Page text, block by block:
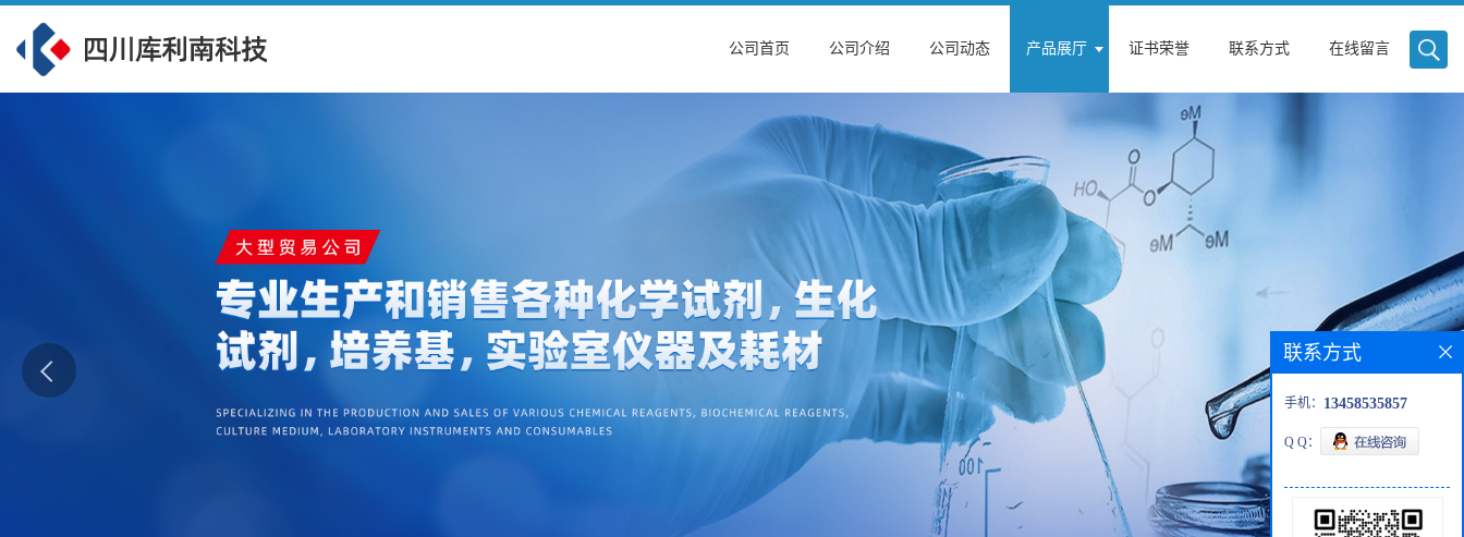
公司首页 公司介绍 公司动态 产品展厅 证书荣誉 联系方式 在线留言
联系方式
手机： 13458535857
Q Q：